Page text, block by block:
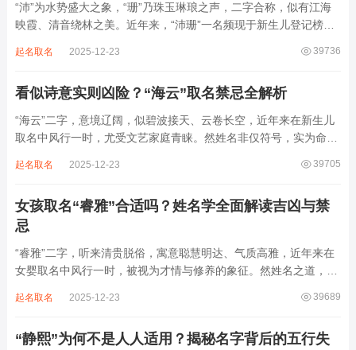
“沛”为水势盛大之象，“珊”乃珠玉琳琅之声，二字合称，似有江海
映霞、清音绕林之美。近年来，“沛珊”一名频现于新生儿登记榜
雅符号，实为命理五行流转之枢纽。一字之选，关乎气场平衡。沛
39736
起名取名 2025-12-23
看似诗意实则凶险？“海云”取名禁忌全解析
“海云”二字，意境辽阔，似碧波接天、云卷长空，近年来在新生儿
取名中风行一时，尤受文艺家庭青睐。然姓名非仅符号，实为命局
滔天，木浮无根，阴气过重，易致意志不坚、事业漂泊、健康受
39705
起名取名 2025-12-23
女孩取名“睿雅”合适吗？姓名学全面解读吉凶与禁
忌
“睿雅”二字，听来清贵脱俗，寓意聪慧明达、气质高雅，近年来在
女婴取名中风行一时，被视为才情与修养的象征。然姓名之道，贵
增心力。细察“睿雅”之局，实藏金水成势、火土受制之患，若不顾
39689
起名取名 2025-12-23
“静熙”为何不是人人适用？揭秘名字背后的五行失